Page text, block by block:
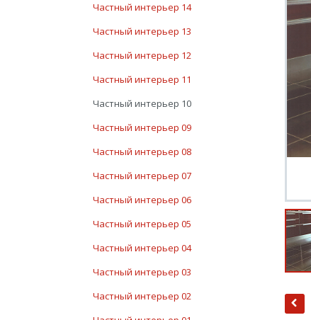
Частный интерьер 14
Частный интерьер 13
Частный интерьер 12
Частный интерьер 11
Частный интерьер 10
Частный интерьер 09
Частный интерьер 08
Частный интерьер 07
Частный интерьер 06
Частный интерьер 05
Частный интерьер 04
Частный интерьер 03
Частный интерьер 02